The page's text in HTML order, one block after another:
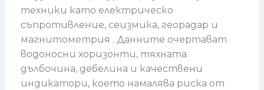
техники като електрическо
съпротивление, сеизмика, георадар и
магнитометрия . Данните очертават
водоносни хоризонти, тяхната
дълбочина, дебелина и качествени
индикатори, което намалява риска от